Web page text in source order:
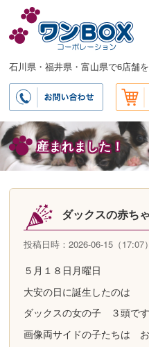
ン
ン
ツ
へ
移
動
石川県・福井県・富山県で6店舗
産まれました！
ダックスの赤ち
投稿日時：2026-06-15（17:07）
５月１８日月曜日
大安の日に誕生したのは
ダックスの女の子 ３頭です
画像両サイドの子たちは